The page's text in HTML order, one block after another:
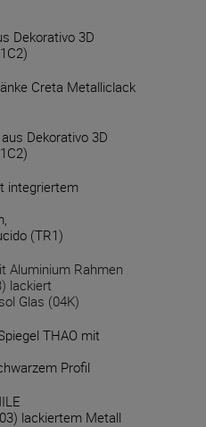
Dekorativo 3D
Creta Metalliclack
Dekorativo 3D
integriertem
(TR1)
Aluminium Rahmen
lackiert
Glas (04K)
THAO mit
Profil
lackiertem Metall